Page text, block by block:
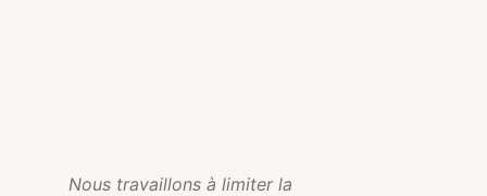
Nous travaillons à limiter la